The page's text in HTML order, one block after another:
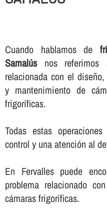
Cuando hablamos de
Samalúsnos referimos
relacionada con el
y mantenimiento de
frigorí­ficas.
Todas estas
control y una atención al
En Fervalles puede
problema relacionado
cámaras frigorí­ficas.